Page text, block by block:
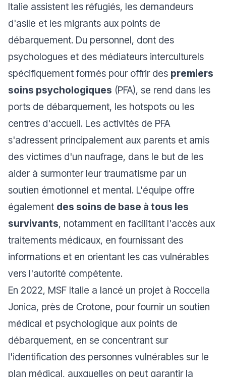
Italie assistent les réfugiés, les demandeurs
d'asile et les migrants aux points de
débarquement. Du personnel, dont des
psychologues et des médiateurs interculturels
spécifiquement formés pour offrir des premiers
soins psychologiques (PFA), se rend dans les
ports de débarquement, les hotspots ou les
centres d'accueil. Les activités de PFA
s'adressent principalement aux parents et amis
des victimes d'un naufrage, dans le but de les
aider à surmonter leur traumatisme par un
soutien émotionnel et mental. L'équipe offre
également des soins de base à tous les
survivants, notamment en facilitant l'accès aux
traitements médicaux, en fournissant des
informations et en orientant les cas vulnérables
vers l'autorité compétente.
En 2022, MSF Italie a lancé un projet à Roccella
Jonica, près de Crotone, pour fournir un soutien
médical et psychologique aux points de
débarquement, en se concentrant sur
l'identification des personnes vulnérables sur le
plan médical, auxquelles on peut garantir la